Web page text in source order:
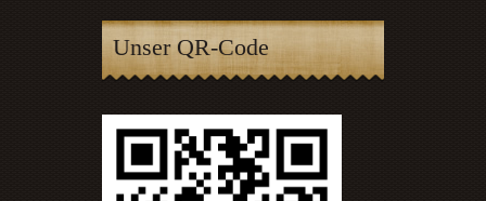
Unser QR-Code